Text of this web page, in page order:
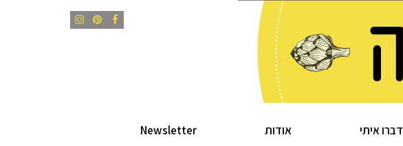
Facebook
Pinterest
Instagram
דברו איתי אודות Newsletter